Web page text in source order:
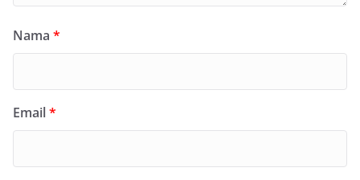
Nama *
Email*